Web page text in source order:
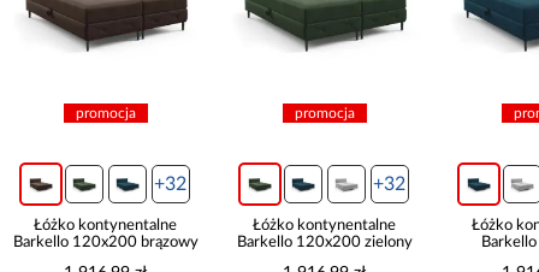
promocja
+32
Łóżko kontynentalne
Barkello 120x200 brązowy
promocja
+32
Łóżko kontynentalne
Barkello 120x200 zielony
Łóżko